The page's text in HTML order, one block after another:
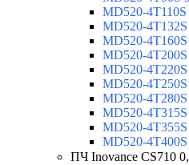
MD520-
MD520-
MD520-
MD520-
MD520-
MD520-
MD520-
MD520-
MD520-
MD520-
ПЧ Inovance CS710